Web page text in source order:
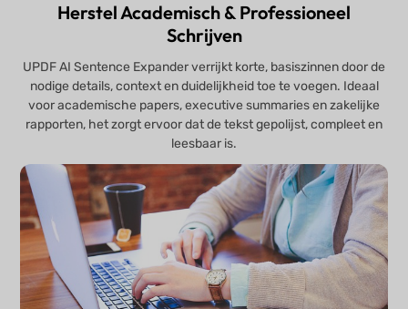
Herstel Academisch & Professioneel
Schrijven
UPDF AI Sentence Expander verrijkt korte, basiszinnen door de
nodige details, context en duidelijkheid toe te voegen. Ideaal
voor academische papers, executive summaries en zakelijke
rapporten, het zorgt ervoor dat de tekst gepolijst, compleet en
leesbaar is.